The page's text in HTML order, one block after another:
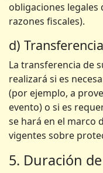
obligaciones
razones fiscales).
d)
La transferencia de
realizará si es
(por ejemplo, a
evento) o si es
se hará en el marco
vigentes sobre
5. Duración